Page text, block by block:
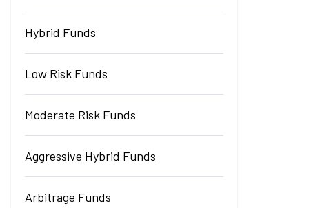
Hybrid Funds
Low Risk Funds
Moderate Risk Funds
Aggressive Hybrid Funds
Arbitrage Funds